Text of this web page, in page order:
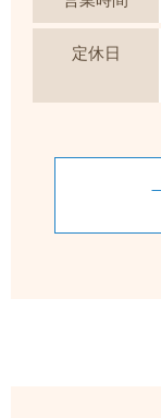
定休日